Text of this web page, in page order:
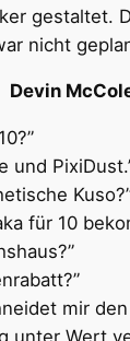
gestaltet.
nicht
Devin
und
für 10
mir